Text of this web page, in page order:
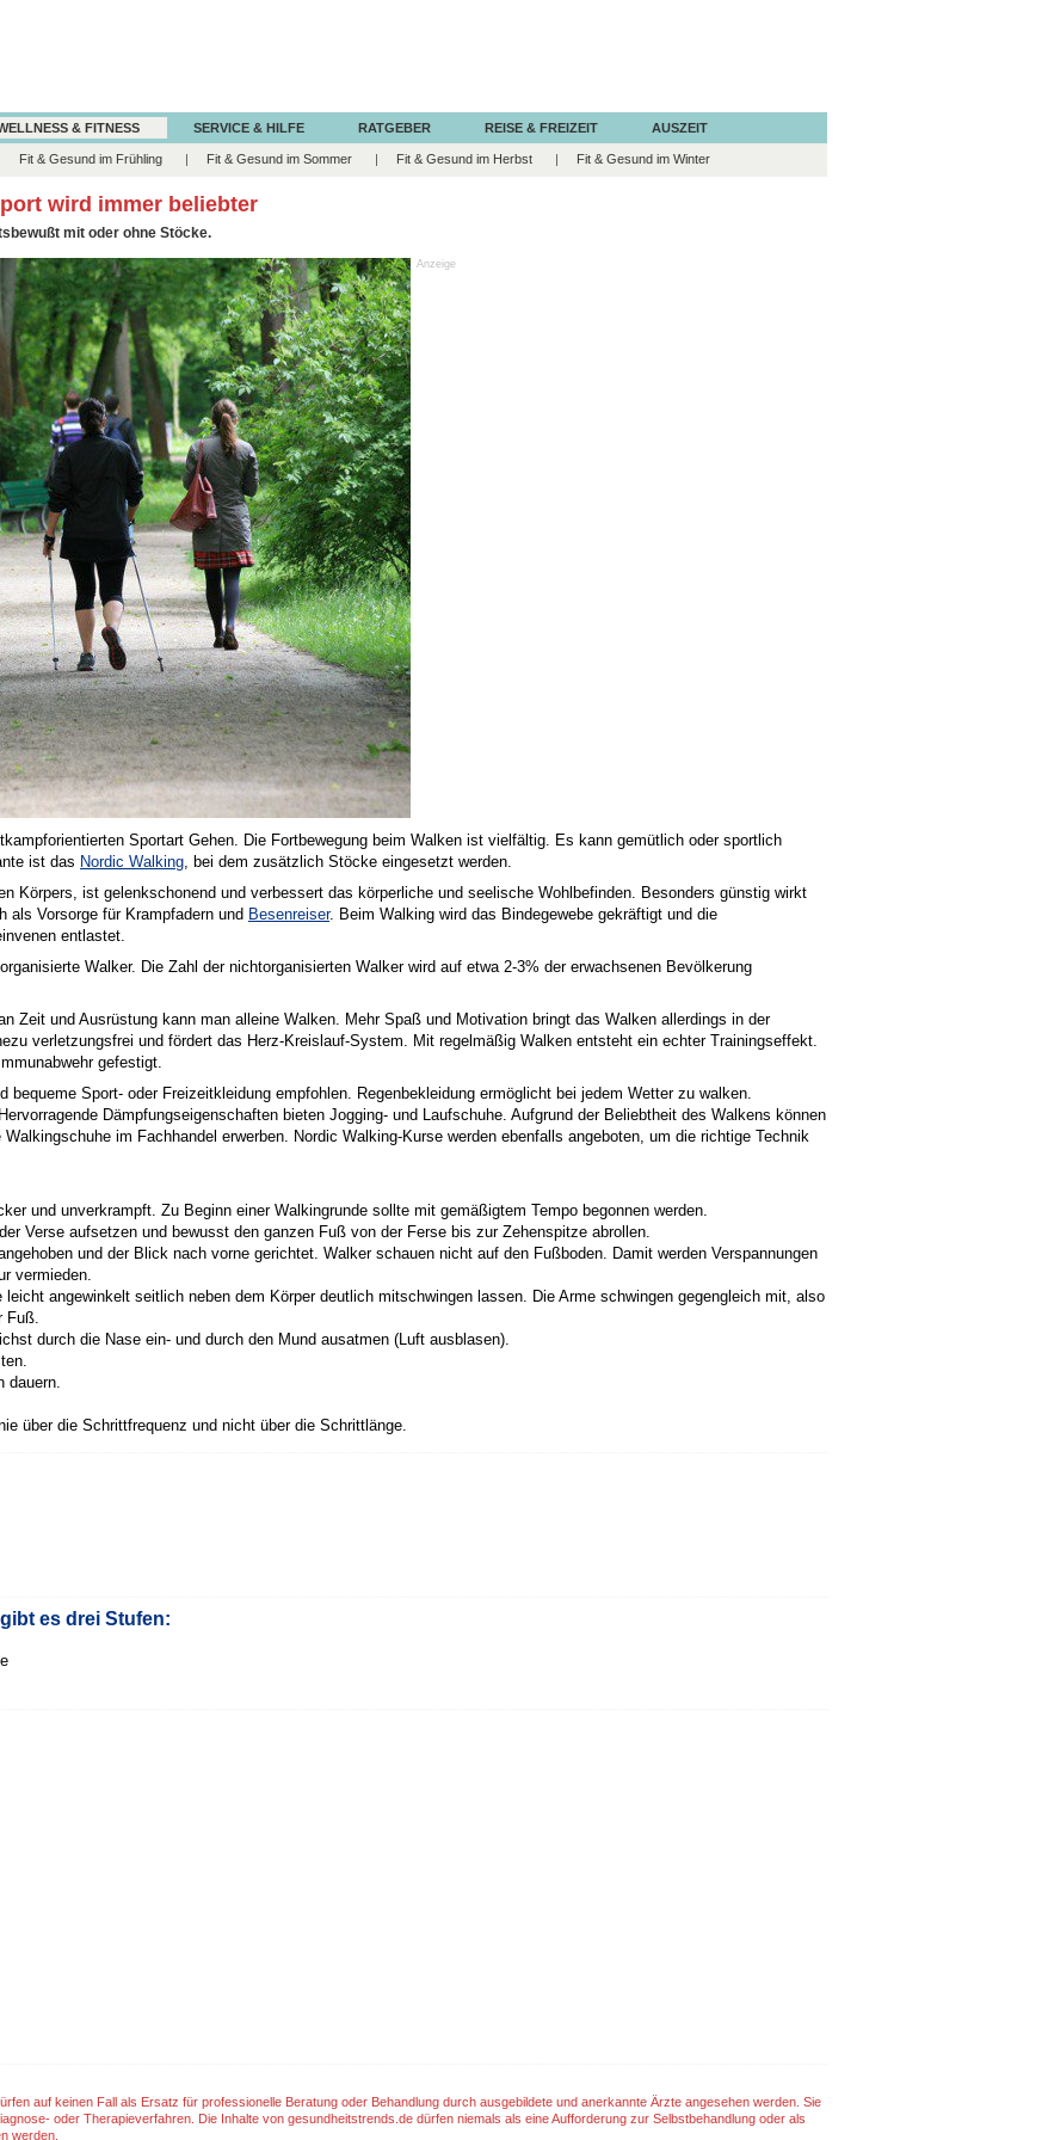
& FITNESS SERVICE & HILFE RATGEBER REISE & FREIZEIT AUSZEIT
Fit & Gesund im Frühling Fit & Gesund im Sommer Fit & Gesund im Herbst Fit & Gesund im Winter
wird immer beliebter
mit oder ohne Stöcke.
Anzeige
Sportart Gehen. Die Fortbewegung beim Walken ist vielfältig. Es kann gemütlich oder sportlich
ist das Nordic Walking, bei dem zusätzlich Stöcke eingesetzt werden.
Körpers, ist gelenkschonend und verbessert das körperliche und seelische Wohlbefinden. Besonders günstig wirkt
Vorsorge für Krampfadern und Besenreiser. Beim Walking wird das Bindegewebe gekräftigt und die
entlastet.
Walker. Die Zahl der nichtorganisierten Walker wird auf etwa 2-3% der erwachsenen Bevölkerung
Zeit und Ausrüstung kann man alleine Walken. Mehr Spaß und Motivation bringt das Walken allerdings in der
verletzungsfrei und fördert das Herz-Kreislauf-System. Mit regelmäßig Walken entsteht ein echter Trainingseffekt.
gefestigt.
bequeme Sport- oder Freizeitkleidung empfohlen. Regenbekleidung ermöglicht bei jedem Wetter zu walken.
Dämpfungseigenschaften bieten Jogging- und Laufschuhe. Aufgrund der Beliebtheit des Walkens können
im Fachhandel erwerben. Nordic Walking-Kurse werden ebenfalls angeboten, um die richtige Technik
und unverkrampft. Zu Beginn einer Walkingrunde sollte mit gemäßigtem Tempo begonnen werden.
Verse aufsetzen und bewusst den ganzen Fuß von der Ferse bis zur Zehenspitze abrollen.
und der Blick nach vorne gerichtet. Walker schauen nicht auf den Fußboden. Damit werden Verspannungen
vermieden.
leicht angewinkelt seitlich neben dem Körper deutlich mitschwingen lassen. Die Arme schwingen gegengleich mit, also
Fuß.
durch die Nase ein- und durch den Mund ausatmen (Luft ausblasen).
dauern.
über die Schrittfrequenz und nicht über die Schrittlänge.
es drei Stufen:
auf keinen Fall als Ersatz für professionelle Beratung oder Behandlung durch ausgebildete und anerkannte Ärzte angesehen werden. Sie
oder Therapieverfahren. Die Inhalte von gesundheitstrends.de dürfen niemals als eine Aufforderung zur Selbstbehandlung oder als
werden.